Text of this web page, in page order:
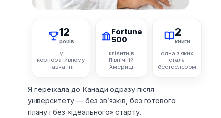
12
років
у
корпоративному
навчанні
Fortune
500
клієнти в
Північній
Америці
2
книги
одна з яких
стала
бестселером
Я переїхала до Канади одразу після
університету — без звʼязків, без готового
плану і без «ідеального» старту.